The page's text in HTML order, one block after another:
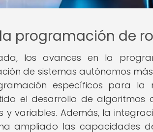
programación de
los avances en la
de sistemas autónomos
específicos para la
el desarrollo de
y variables. Además, la
ampliado las capacidades